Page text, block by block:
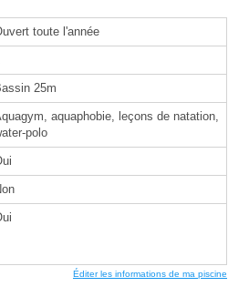
toute l'année
25m
aquaphobie, leçons de natation,
polo
Éditer les informations de ma piscine